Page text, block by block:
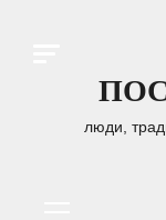
люди,